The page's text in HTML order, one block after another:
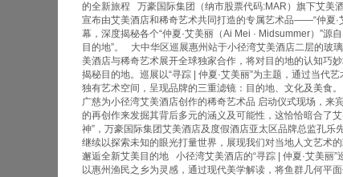
的全新旅程 万豪国际集团（纳市股票代码:MAR）旗下艾美
宣布由艾美酒店和稀奇艺术共同打造的专属艺术品——“仲夏·
幕，深度揭秘各个“仲夏·艾美丽（Ai Mei · Midsummer）”
目的地”。 大中华区巡展惠州站于小径湾艾美酒店二层的玻
美酒店与稀奇艺术展开全球独家合作，将对目的地的认知巧
揭秘目的地。巡展以“寻踪 | 仲夏·艾美丽”为主题，通过当代
独有艺术空间，呈现品牌的三重滤镜：目的地、文化及美食
广慈为小径湾艾美酒店创作的稀奇艺术品 启动仪式现场，
的再创作来发掘其背后多元的涵义及可能性，这恰恰暗合了
神”，万豪国际集团艾美酒店及度假酒店亚太区品牌总监孔乐
继续以探索未知的眼光打量世界，展现我们对当地人文艺术
邂逅全新艾美目的地 小径湾艾美酒店的“寻踪 | 仲夏·艾美丽
以惠州渔民之乡为灵感，通过现代美学解读，将鱼群几何平